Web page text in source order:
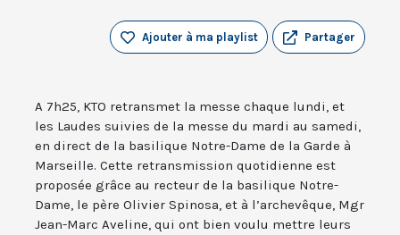
Partager
Ajouter à ma playlist
A 7h25, KTO retransmet la messe chaque lundi, et
les Laudes suivies de la messe du mardi au samedi,
en direct de la basilique Notre-Dame de la Garde à
Marseille. Cette retransmission quotidienne est
proposée grâce au recteur de la basilique Notre-
Dame, le père Olivier Spinosa, et à l’archevêque, Mgr
Jean-Marc Aveline, qui ont bien voulu mettre leurs